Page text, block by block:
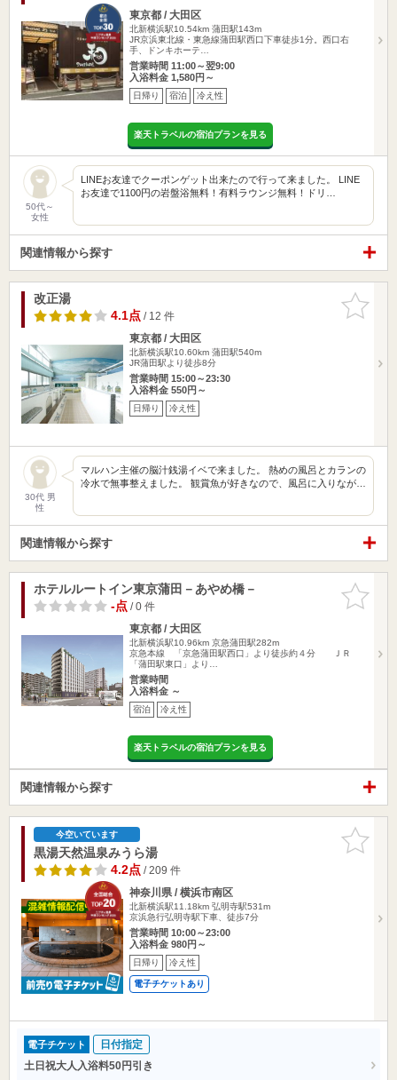
東京都 / 大田区
北新横浜駅10.54km 蒲田駅143m
JR京浜東北線・東急線蒲田駅西口下車徒歩1分。西口右
手、ドンキホーテ…
営業時間 11:00～翌9:00
入浴料金 1,580円～
日帰り 宿泊 冷え性
楽天トラベルの宿泊プランを見る
50代～
女性
LINEお友達でクーポンゲット出来たので行って来ました。 LINE
お友達で1100円の岩盤浴無料！有料ラウンジ無料！ドリ…
関連情報から探す
お気に入
りに追加
改正湯
4.1点/ 12 件
東京都 / 大田区
北新横浜駅10.60km 蒲田駅540m
JR蒲田駅より徒歩8分
営業時間 15:00～23:30
入浴料金 550円～
日帰り 冷え性
30代 男
性
マルハン主催の脳汁銭湯イベで来ました。 熱めの風呂とカランの
冷水で無事整えました。 観賞魚が好きなので、風呂に入りなが…
関連情報から探す
お気に入
りに追加
ホテルルートイン東京蒲田－あやめ橋－
-点/ 0 件
東京都 / 大田区
北新横浜駅10.96km 京急蒲田駅282m
京急本線 「京急蒲田駅西口」より徒歩約４分 ＪＲ
「蒲田駅東口」より…
営業時間
入浴料金 ～
宿泊 冷え性
楽天トラベルの宿泊プランを見る
関連情報から探す
お気に入
りに追加
今空いています
黒湯天然温泉みうら湯
4.2点/ 209 件
神奈川県 / 横浜市南区
北新横浜駅11.18km 弘明寺駅531m
京浜急行弘明寺駅下車、徒歩7分
営業時間 10:00～23:00
入浴料金 980円～
日帰り 冷え性
電子チケットあり
電子チケット
日付指定
土日祝大人入浴料50円引き